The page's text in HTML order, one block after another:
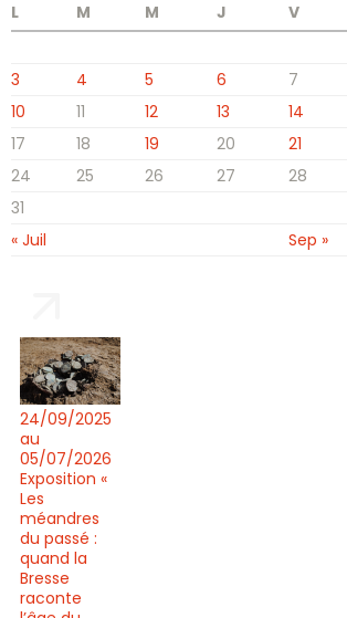
L
M M J V
3
4 5 6 7
10
11 12 13 14
17
18 19 20 21
24
25 26 27 28
31
« Juil
Sep »
24/09/2025
au
05/07/2026
Exposition «
Les
méandres
du passé :
quand la
Bresse
raconte